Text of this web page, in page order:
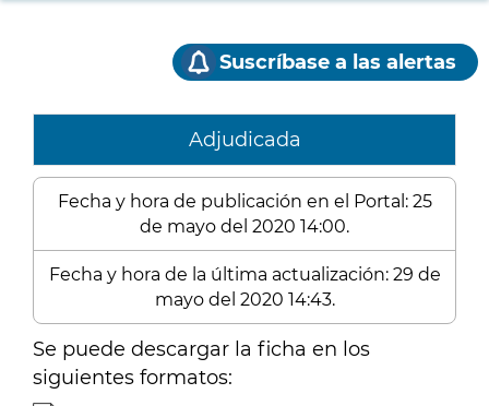
Suscríbase a las alertas
Adjudicada
Fecha y hora de publicación en el Portal: 25
de mayo del 2020 14:00.
Fecha y hora de la última actualización: 29 de
mayo del 2020 14:43.
Se puede descargar la ficha en los
siguientes formatos: